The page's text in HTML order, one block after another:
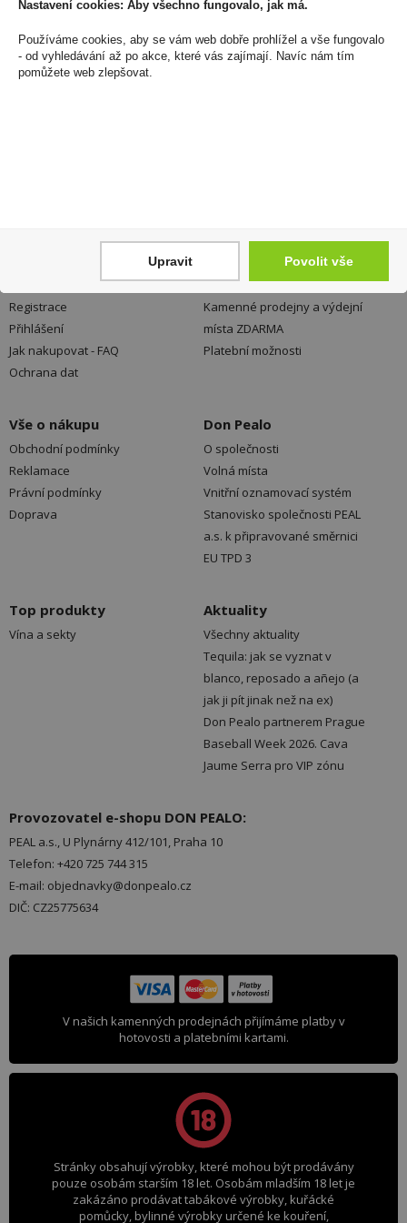
Zákaznická linka
+420 725 744 315
denně 6:00 – 15:30 hod
Registrace
Přihlášení
Jak nakupovat - FAQ
Ochrana dat
Prodejny
Kamenné prodejny a výdejní
místa ZDARMA
Platební možnosti
Vše o nákupu
Obchodní podmínky
Reklamace
Právní podmínky
Doprava
Don Pealo
O společnosti
Volná místa
Vnitřní oznamovací systém
Stanovisko společnosti PEAL
a.s. k připravované směrnici
EU TPD 3
Top produkty
Vína a sekty
Aktuality
Všechny aktuality
Tequila: jak se vyznat v
blanco, reposado a añejo (a
jak ji pít jinak než na ex)
Don Pealo partnerem Prague
Baseball Week 2026. Cava
Jaume Serra pro VIP zónu
Provozovatel e-shopu DON PEALO:
PEAL a.s., U Plynárny 412/101, Praha 10
Telefon: +420 725 744 315
E-mail: objednavky@donpealo.cz
DIČ: CZ25775634
V našich kamenných prodejnách přijímáme platby v
hotovosti a platebními kartami.
Stránky obsahují výrobky, které mohou být prodávány
pouze osobám starším 18 let. Osobám mladším 18 let je
zakázáno prodávat tabákové výrobky, kuřácké
pomůcky, bylinné výrobky určené ke kouření,
Nastavení cookies: Aby všechno fungovalo, jak má.
Používáme cookies, aby se vám web dobře prohlížel a vše fungovalo
- od vyhledávání až po akce, které vás zajímají. Navíc nám tím
pomůžete web zlepšovat.
Upravit Povolit vše